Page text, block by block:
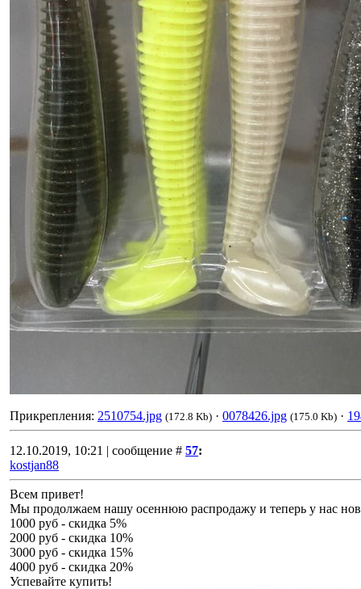
Прикрепления: 2510754.jpg (172.8 Kb) · 0078426.jpg (175.0 Kb) ·
12.10.2019, 10:21 | сообщение # 57:
kostjan88
Всем привет!
Мы продолжаем нашу осеннюю распродажу и теперь у нас
1000 руб - скидка 5%
2000 руб - скидка 10%
3000 руб - скидка 15%
4000 руб - скидка 20%
Успевайте купить!